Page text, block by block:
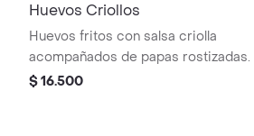
Huevos Criollos
Huevos fritos con salsa criolla
acompañados de papas rostizadas.
$ 16.500